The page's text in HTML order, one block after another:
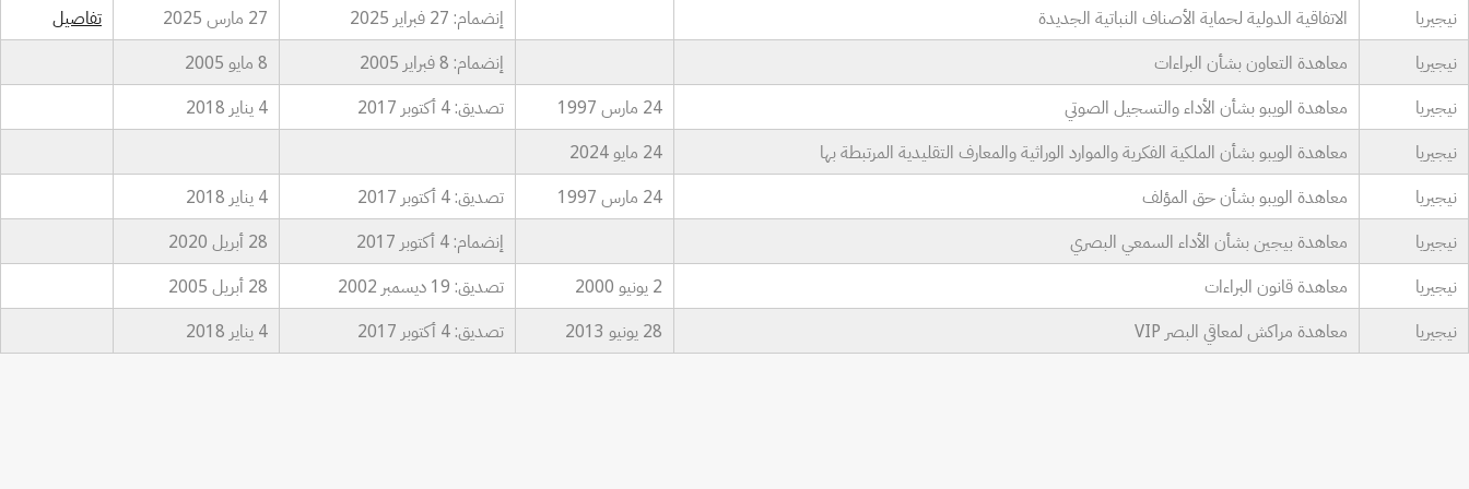
نيجيريا
الاتفاقية الدولية لحماية الأصناف النباتية الجديدة إنضمام: 27 فبراير 2025 27 مارس 2025
تفاصيل
نيجيريا
معاهدة التعاون بشأن البراءات إنضمام: 8 فبراير 2005
8 مايو 2005
نيجيريا
معاهدة الويبو بشأن الأداء والتسجيل الصوتي 24 مارس 1997 تصديق: 4 أكتوبر 2017
4 يناير 2018
نيجيريا
معاهدة الويبو بشأن الملكية الفكرية والموارد الوراثية والمعارف التقليدية المرتبطة بها
24 مايو 2024
نيجيريا
معاهدة الويبو بشأن حق المؤلف 24 مارس 1997 تصديق: 4 أكتوبر 2017
4 يناير 2018
نيجيريا
معاهدة بيجين بشأن الأداء السمعي البصري إنضمام: 4 أكتوبر 2017
28 أبريل 2020
نيجيريا
معاهدة قانون البراءات 2 يونيو 2000 تصديق: 19 ديسمبر 2002
28 أبريل 2005
نيجيريا
معاهدة مراكش لمعاقي البصر VIP 28 يونيو 2013 تصديق: 4 أكتوبر 2017 4 يناير 2018